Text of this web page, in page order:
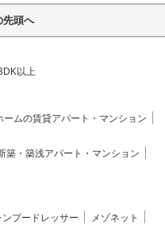
先頭へ
以上
ームの賃貸アパート・マンション
築・築浅アパート・マンション
ンプードレッサー
メゾネット